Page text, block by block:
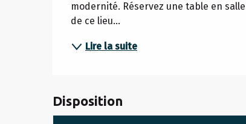
modernité. Réservez une table en
de ce lieu...
Lire la suite
Disposition